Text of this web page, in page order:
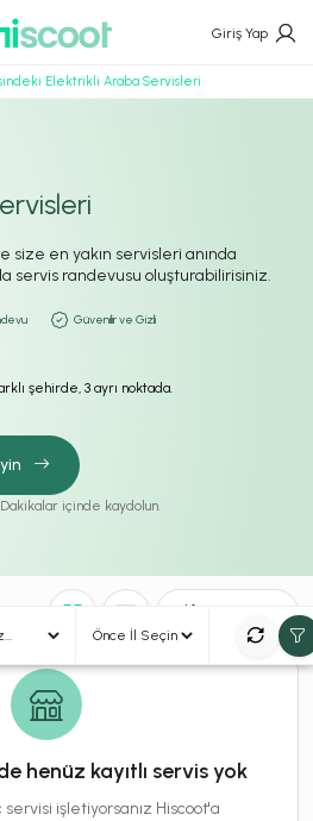
Giriş Yap
Elektrikli Araba Servisleri
size en yakın servisleri anında
servis randevusu oluşturabilirisiniz.
Güvenilir ve Gizli
şehirde, 3 ayrı noktada.
içinde kaydolun.
henüz kayıtlı servis yok
işletiyorsanız Hiscoot'a